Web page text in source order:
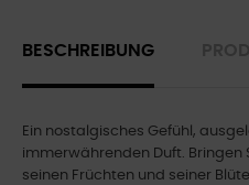
BESCHREIBUNG
Ein nostalgisches Gefühl,
immerwährenden Duft. Bringen
seinen Früchten und seiner